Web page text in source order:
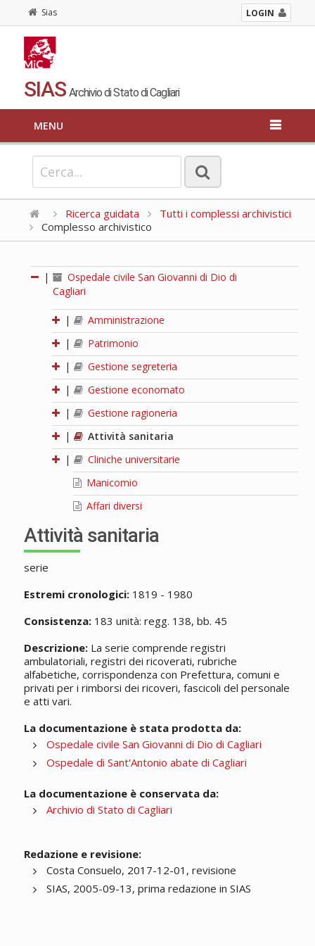
Sias LOGIN
SIAS Archivio di Stato di Cagliari
MENU
Ricerca guidata
Tutti i complessi archivistici
Complesso archivistico
|
Ospedale civile San Giovanni di Dio di
Cagliari
|
Amministrazione
|
Patrimonio
|
Gestione segreteria
|
Gestione economato
|
Gestione ragioneria
|
Attività sanitaria
|
Cliniche universitarie
Manicomio
Affari diversi
Attività sanitaria
serie
Estremi cronologici:1819 - 1980
Consistenza:183 unità: regg. 138, bb. 45
Descrizione:La serie comprende registri
ambulatoriali, registri dei ricoverati, rubriche
alfabetiche, corrispondenza con Prefettura, comuni e
privati per i rimborsi dei ricoveri, fascicoli del personale
e atti vari.
La documentazione è stata prodotta da:
Ospedale civile San Giovanni di Dio di Cagliari
Ospedale di Sant'Antonio abate di Cagliari
La documentazione è conservata da:
Archivio di Stato di Cagliari
Redazione e revisione:
Costa Consuelo, 2017-12-01, revisione
SIAS, 2005-09-13, prima redazione in SIAS